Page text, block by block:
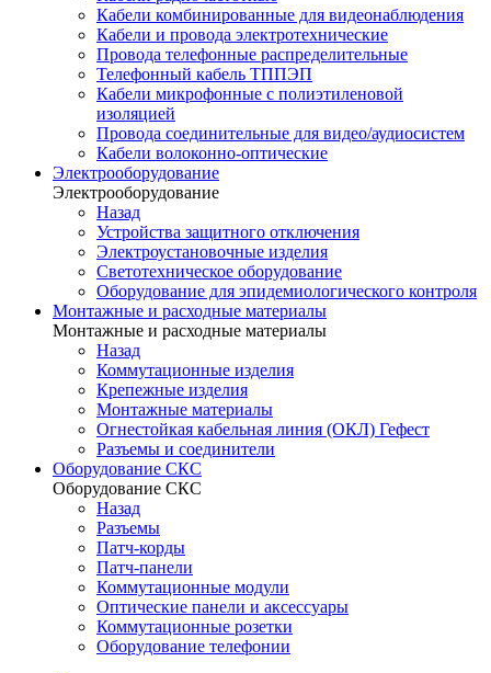
Кабели комбинированные для видеонаблюдения
Кабели и провода электротехнические
Провода телефонные распределительные
Телефонный кабель ТППЭП
Кабели микрофонные с полиэтиленовой
изоляцией
Провода соединительные для видео/аудиосистем
Кабели волоконно-оптические
Электрооборудование
Электрооборудование
Назад
Устройства защитного отключения
Электроустановочные изделия
Светотехническое оборудование
Оборудование для эпидемиологического контроля
Монтажные и расходные материалы
Монтажные и расходные материалы
Назад
Коммутационные изделия
Крепежные изделия
Монтажные материалы
Огнестойкая кабельная линия (ОКЛ) Гефест
Разъемы и соединители
Оборудование СКС
Оборудование СКС
Назад
Разъемы
Патч-корды
Патч-панели
Коммутационные модули
Оптические панели и аксессуары
Коммутационные розетки
Оборудование телефонии